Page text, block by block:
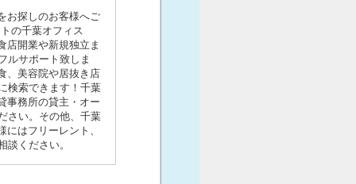
お探しのお客様へご
の千葉オフィス
店開業や新規独立ま
ルサポート致しま
、美容院や居抜き店
検索できます！千葉
事務所の貸主・オー
さい。その他、千葉
はフリーレント、
談ください。